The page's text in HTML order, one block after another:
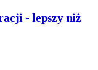
- lepszy niż